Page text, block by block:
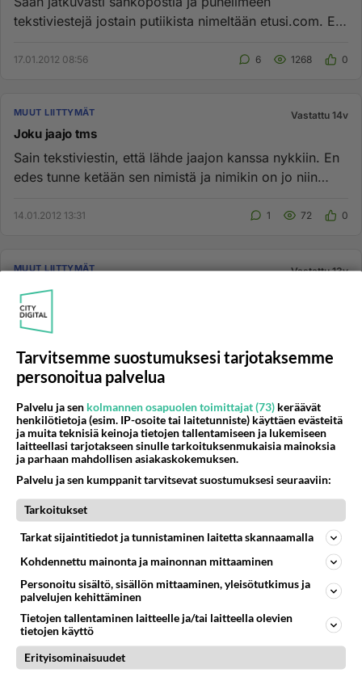
tekstiviestejä jostain putiikista nimeltään etusi.com. En
17.01.2012 08:56 6 1268 0
MUUT LIITTYMÄT Vastattu 14v
Joku jaajo tms
Sain tekstiviestin, että lähde jaajon kanssa nykkiin. En
edes tunne ketään sen nimistä ja nimikin on jo niin
14.01.2012 13:31 1 72 0
MUUT LIITTYMÄT Vastattu 13v
Cubion ulkomaanpuheluhinnat?
Miten voi olla, että Cubiolla puhelut venäjälle maksaa
vain 8 senttiä minutti kun muilla operaattoreilla hinnat
pyörii j...
13.01.2012 14:06
TIEDE JA TEKNOLOGIA Ei vastauksia
Puhelutiedot ja tekstiviestit vakoiluun!
Hei! Kertokaa joku mulle? Mun pitäis saada itelleni ja
ukolleni uudet liittymät. Mikä olis sellanen liittymä,
mistä sais...
MUUT LIITTYMÄT Vastattu 14v
Prepaid -liittymä tarjous
http://liittymavertailu.blogspot.com/p/prepaid-liittyma-
tarjoukset.html Nyt GoMobile prepaid-liittymä
huipputarjoushint...
Tarvitsemme suostumuksesi tarjotaksemme
personoitua palvelua
Palvelu ja sen kolmannen osapuolen toimittajat (73) keräävät
henkilötietoja (esim. IP-osoite tai laitetunniste) käyttäen evästeitä
ja muita teknisiä keinoja tietojen tallentamiseen ja lukemiseen
laitteellasi tarjotakseen sinulle tarkoituksenmukaisia mainoksia
ja parhaan mahdollisen asiakaskokemuksen.
Palvelu ja sen kumppanit tarvitsevat suostumuksesi seuraaviin:
Tarkoitukset
Tarkat sijaintitiedot ja tunnistaminen laitetta skannaamalla
Kohdennettu mainonta ja mainonnan mittaaminen
Personoitu sisältö, sisällön mittaaminen, yleisötutkimus ja
palvelujen kehittäminen
Tietojen tallentaminen laitteelle ja/tai laitteella olevien
tietojen käyttö
Erityisominaisuudet